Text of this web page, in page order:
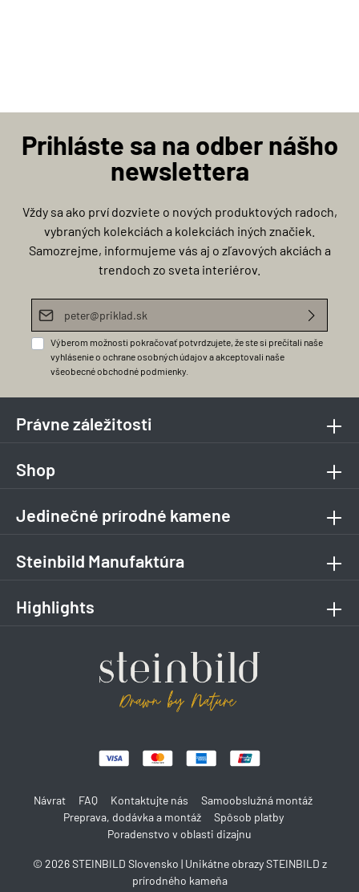
Prihláste sa na odber nášho
newslettera
Vždy sa ako prví dozviete o nových produktových radoch,
vybraných kolekciách a kolekciách iných značiek.
Samozrejme, informujeme vás aj o zľavových akciách a
trendoch zo sveta interiérov.
E-mailová adresa*
Výberom možnosti pokračovať potvrdzujete, že ste si prečítali naše
vyhlásenie o ochrane osobných údajova akceptovali naše
všeobecné obchodné podmienky
Právne záležitosti
Shop
Jedinečné prírodné kamene
Steinbild Manufaktúra
Highlights
© 2026 STEINBILD Slovensko | Unikátne obrazy STEINBILD z
prírodného kameňa
Návrat FAQ Kontaktujte nás
Samoobslužná montáž
Preprava, dodávka a montáž
Spôsob platby
Poradenstvo v oblasti dizajnu